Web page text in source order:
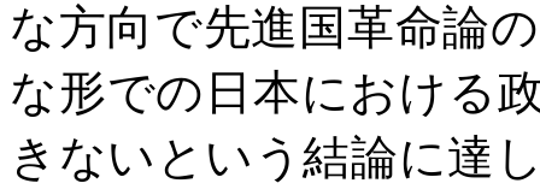
な方向で先進国革命論
な形での日本における
きないという結論に達